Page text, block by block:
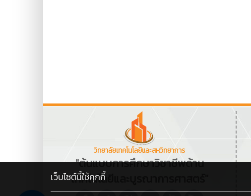
วิทยาลัยเทคโนโลยีและสหวิทยาการ
"ต้นแบบการศึกษาวิชาชีพด้าน
เทคโนโลยีและบูรณาการศาสตร์"
เว็บไซต์นี้ใช้คุกกี้